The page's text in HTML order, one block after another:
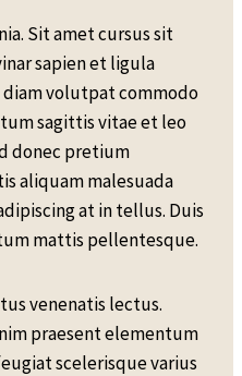
Sit amet cursus sit
sapien et ligula
volutpat commodo
sagittis vitae et leo
donec pretium
aliquam malesuada
at in tellus. Duis
mattis pellentesque.
venenatis lectus.
praesent elementum
scelerisque varius